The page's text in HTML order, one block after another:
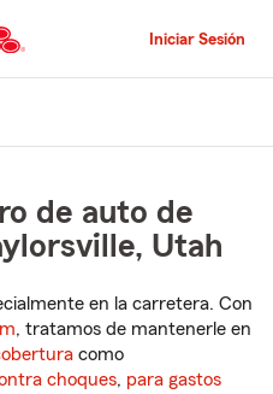
al
contenido
principal
Iniciar Sesión
de auto de
Utah
en la carretera. Con
, tratamos de mantenerle en
como
choques, para gastos